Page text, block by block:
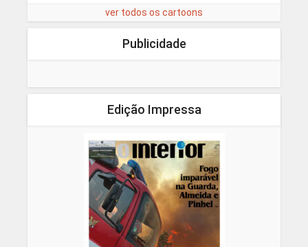
ver todos os cartoons
Publicidade
Edição Impressa